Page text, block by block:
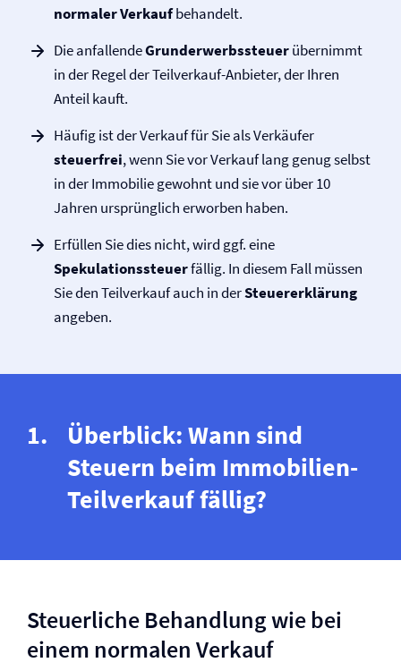
normaler Verkaufbehandelt.
Die anfallendeGrunderwerbssteuerübernimmt
in der Regel der Teilverkauf-Anbieter, der Ihren
Anteil kauft.
Häufig ist der Verkauf für Sie als Verkäufer
steuerfrei, wenn Sie vor Verkauf lang genug selbst
in der Immobilie gewohnt und sie vor über 10
Jahren ursprünglich erworben haben.
Erfüllen Sie dies nicht, wird ggf. eine
Spekulationssteuerfällig. In diesem Fall müssen
Sie den Teilverkauf auch in derSteuererklärung
angeben.
Überblick: Wann sind
Steuern beim Immobilien-
Teilverkauf fällig?
Steuerliche Behandlung wie bei
einem normalen Verkauf